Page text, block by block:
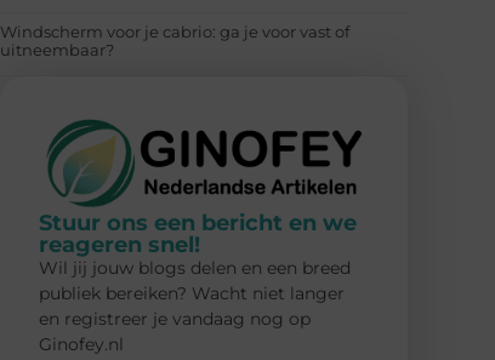
Windscherm voor je cabrio: ga je voor vast of
uitneembaar?
Stuur ons een bericht en we
reageren snel!
Wil jij jouw blogs delen en een breed
publiek bereiken? Wacht niet langer
en registreer je vandaag nog op
Ginofey.nl